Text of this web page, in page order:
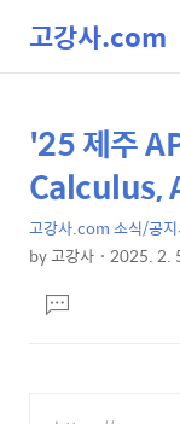
고강사.com
상
세
컨
텐
본
문
제
목
'25 제주
Calculus,
고강사.com 소식/공
by고강사 2025. 2.
문댓
글